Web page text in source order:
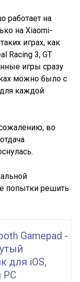
работает на
на Xiaomi-
играх, как
Racing 3, GT
игры сразу
можно было с
каждой
во
попытки решить
Gamepad -
для iOS,
PC